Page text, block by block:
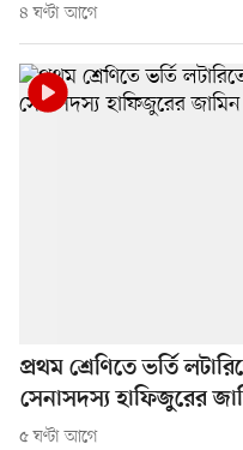
৪ ঘণ্টা আগে
প্রথম শ্রেণিতে ভর্তি
সেনাসদস্য হাফিজুরের
৫ ঘণ্টা আগে